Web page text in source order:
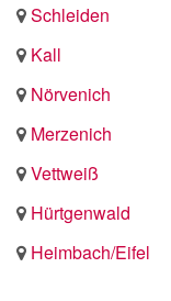
Schleiden
Kall
Nörvenich
Merzenich
Vettweiß
Hürtgenwald
Heimbach/Eifel